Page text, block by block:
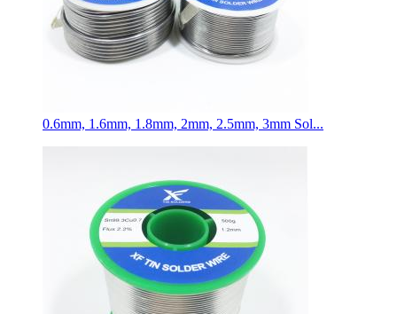
0.6mm, 1.6mm, 1.8mm, 2mm, 2.5mm, 3mm Sol...